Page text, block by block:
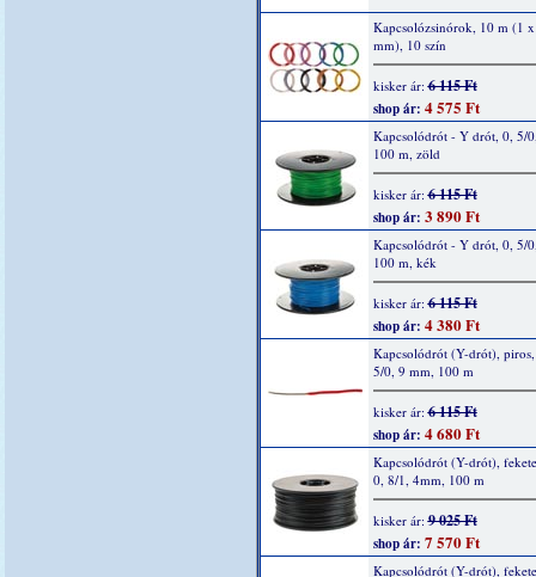
Kapcsolózsinórok, 10 m (1
mm), 10 szín
kisker ár:6 115 Ft
shop ár: 4 575 Ft
Kapcsolódrót - Y drót, 0, 5/
100 m, zöld
kisker ár:6 115 Ft
shop ár: 3 890 Ft
Kapcsolódrót - Y drót, 0, 5/
100 m, kék
kisker ár:6 115 Ft
shop ár: 4 380 Ft
Kapcsolódrót (Y-drót), piros,
5/0, 9 mm, 100 m
kisker ár:6 115 Ft
shop ár: 4 680 Ft
Kapcsolódrót (Y-drót),
0, 8/1, 4mm, 100 m
kisker ár:9 025 Ft
shop ár: 7 570 Ft
Kapcsolódrót (Y-drót),